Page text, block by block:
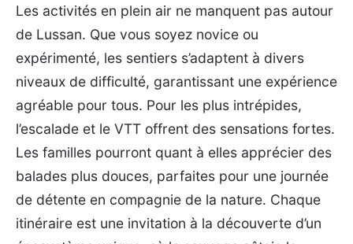
Les activités en plein air ne manquent pas autour
de Lussan. Que vous soyez novice ou
expérimenté, les sentiers s’adaptent à divers
niveaux de difficulté, garantissant une expérience
agréable pour tous. Pour les plus intrépides,
l’escalade et le VTT offrent des sensations fortes.
Les familles pourront quant à elles apprécier des
balades plus douces, parfaites pour une journée
de détente en compagnie de la nature. Chaque
itinéraire est une invitation à la découverte d’un